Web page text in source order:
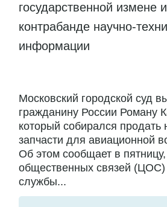
государственной измене
контрабанде научно-
информации
Московский городской суд
гражданину России Роману
который собирался продать
запчасти для авиационной
Об этом сообщает в
общественных связей
службы...